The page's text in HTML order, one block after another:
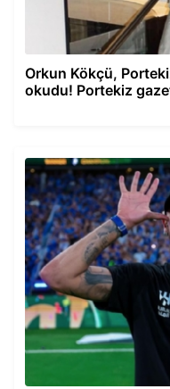
Orkun Kökçü,
okudu! Portekiz